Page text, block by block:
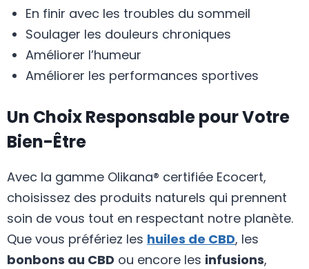
En finir avec les troubles du sommeil
Soulager les douleurs chroniques
Améliorer l’humeur
Améliorer les performances sportives
Un Choix Responsable pour Votre
Bien-Être
Avec la gamme Olikana® certifiée Ecocert,
choisissez des produits naturels qui prennent
soin de vous tout en respectant notre planète.
Que vous préfériez les huiles de CBD, les
bonbons au CBD ou encore les infusions,